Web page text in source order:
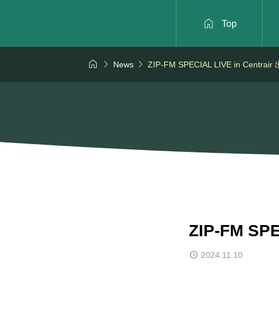
 Top
  News  ZIP-FM SPECIAL LIVE in Centrair
ZIP-FM
2024.11.10